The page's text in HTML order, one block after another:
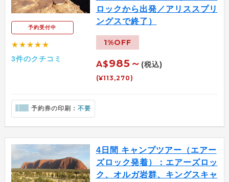
予約受付中
★★★★★
3件のクチコミ
ロックから出発／アリススプリ
ングスで終了）
1%OFF
A$985～ (税込)
(¥113,270)
予約券の印刷： 不要
4日間 キャンプツアー（エアー
ズロック発着）：エアーズロッ
ク、オルガ岩群、キングスキャ